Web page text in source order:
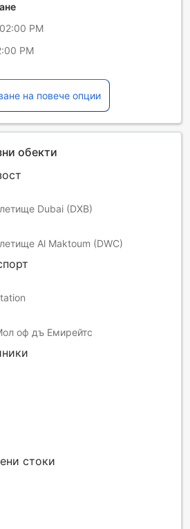
02:00 PM
PM
на повече опции
обекти
Dubai (DXB)
Al Maktoum (DWC)
оф дъ Емирейтс
стоки